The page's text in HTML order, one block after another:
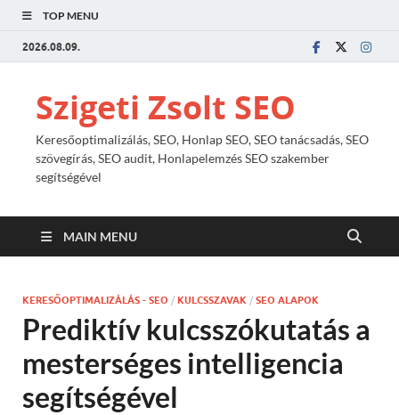
TOP MENU
2026.08.09.
Szigeti Zsolt SEO
Keresőoptimalizálás, SEO, Honlap SEO, SEO tanácsadás, SEO
szövegírás, SEO audit, Honlapelemzés SEO szakember
segítségével
MAIN MENU
KERESŐOPTIMALIZÁLÁS - SEO / KULCSSZAVAK / SEO ALAPOK
Prediktív kulcsszókutatás a
mesterséges intelligencia
segítségével